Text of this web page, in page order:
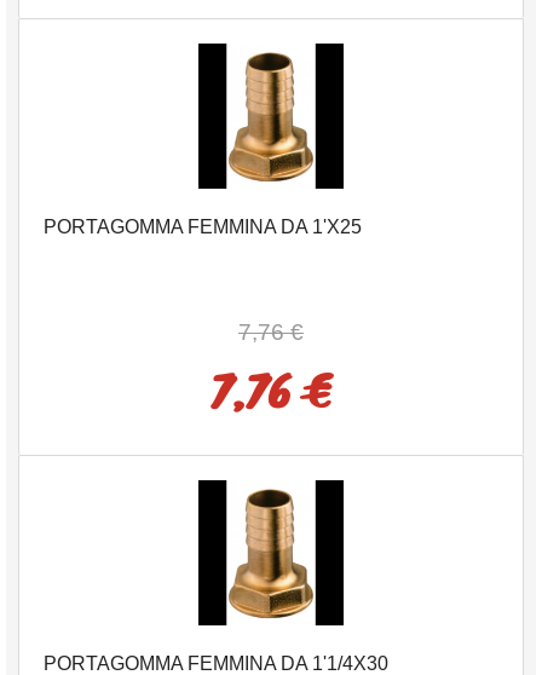
PORTAGOMMA FEMMINA DA 1'X25
7,76 €
7,76 €
PORTAGOMMA FEMMINA DA 1'1/4X30